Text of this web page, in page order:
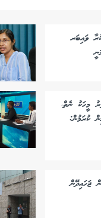
ވައިބަރ
މީހަކު ނެތް،
ކުރަމުން:
ޖަހައިދޭން